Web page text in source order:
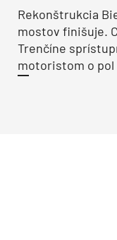
Rekonštrukcia
mostov finišuje.
Trenčíne
motoristom o pol